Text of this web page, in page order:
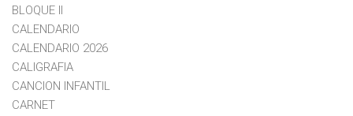
BLOQUE II
CALENDARIO
CALENDARIO 2026
CALIGRAFIA
CANCION INFANTIL
CARNET